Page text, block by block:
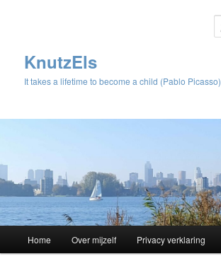
KnutzEls
It takes a lifetime to become a child (Pablo Picasso)
Skip
Home Over mijzelf Privacy verklaring